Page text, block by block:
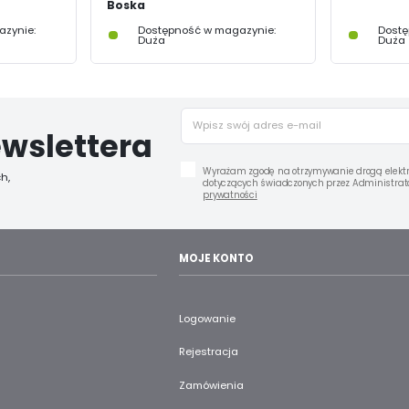
Boska
Dostępność w magazynie:
Duża Duża
Wyrażam zgodę na otrzymywanie drogą
dotyczących świadczonych przez
prywatności
MOJE KONTO
Logowanie
Rejestracja
Zamówienia